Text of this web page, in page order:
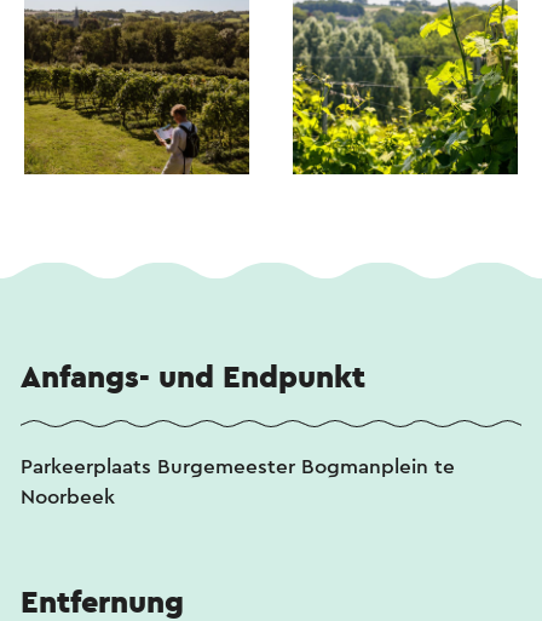
Anfangs- und Endpunkt
Parkeerplaats Burgemeester Bogmanplein te
Noorbeek
Entfernung